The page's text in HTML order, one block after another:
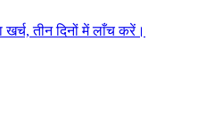
तीन दिनों में लाँच करें।